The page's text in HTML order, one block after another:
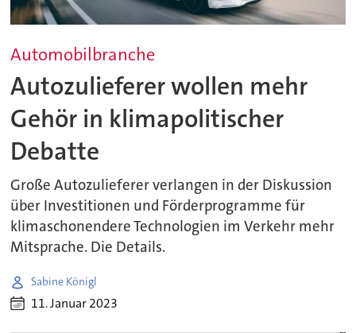
Automobilbranche
Autozulieferer wollen mehr
Gehör in klimapolitischer
Debatte
Große Autozulieferer verlangen in der Diskussion
über Investitionen und Förderprogramme für
klimaschonendere Technologien im Verkehr mehr
Mitsprache. Die Details.
Sabine Königl
11. Januar 2023